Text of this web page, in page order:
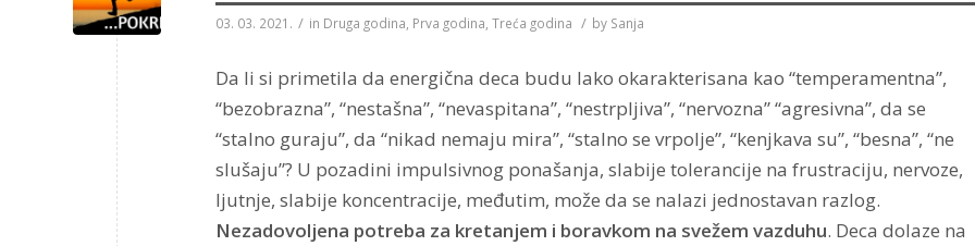
03. 03. 2021. / in Druga godina Prva godina Treća godina / by Sanja
Da li si primetila da energična deca budu lako okarakterisana kao “temperamentna”,
“bezobrazna”, “nestašna”, “nevaspitana”, “nestrpljiva”, “nervozna” “agresivna”, da se
“stalno guraju”, da “nikad nemaju mira”, “stalno se vrpolje”, “kenjkava su”, “besna”, “ne
slušaju”? U pozadini impulsivnog ponašanja, slabije tolerancije na frustraciju, nervoze,
ljutnje, slabije koncentracije, međutim, može da se nalazi jednostavan razlog.
Nezadovoljena potreba za kretanjem i boravkom na svežem vazduhu. Deca dolaze na